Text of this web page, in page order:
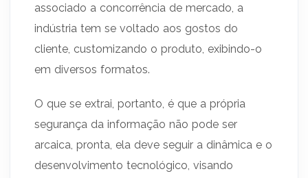
associado a concorrência de mercado, a
indústria tem se voltado aos gostos do
cliente, customizando o produto, exibindo-o
em diversos formatos.
O que se extrai, portanto, é que a própria
segurança da informação não pode ser
arcaica, pronta, ela deve seguir a dinâmica e o
desenvolvimento tecnológico, visando